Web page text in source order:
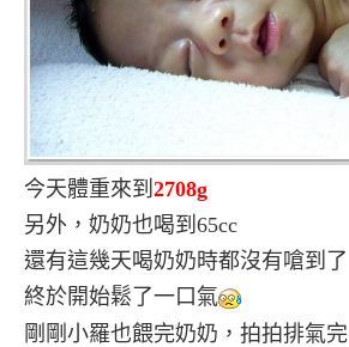
今天體重來到 2708g
另外，奶奶也喝到65cc
還有這幾天喝奶奶時都沒有嗆到了
終於開始鬆了一口氣
剛剛小羅也餵完奶奶，拍拍排氣完